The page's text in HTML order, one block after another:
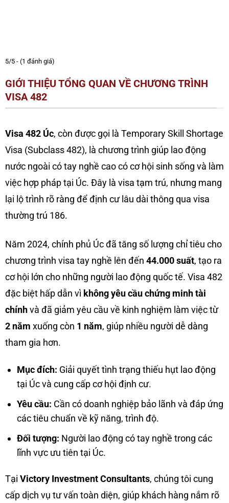
5/5 - (1 đánh giá)
GIỚI THIỆU TỔNG QUAN VỀ CHƯƠNG TRÌNH
VISA 482
Visa 482 Úc, còn được gọi là Temporary Skill Shortage
Visa (Subclass 482), là chương trình giúp lao động
nước ngoài có tay nghề cao có cơ hội sinh sống và làm
việc hợp pháp tại Úc. Đây là visa tạm trú, nhưng mang
lại lộ trình rõ ràng để định cư lâu dài thông qua visa
thường trú 186.
Năm 2024, chính phủ Úc đã tăng số lượng chỉ tiêu cho
chương trình visa tay nghề lên đến 44.000 suất, tạo ra
cơ hội lớn cho những người lao động quốc tế. Visa 482
đặc biệt hấp dẫn vì không yêu cầu chứng minh tài
chínhvà đã giảm yêu cầu về kinh nghiệm làm việc từ
2 năm xuống còn 1 năm, giúp nhiều người dễ dàng
tham gia hơn.
Mục đích: Giải quyết tình trạng thiếu hụt lao động
tại Úc và cung cấp cơ hội định cư.
Yêu cầu: Cần có doanh nghiệp bảo lãnh và đáp ứng
các tiêu chuẩn về kỹ năng, trình độ.
Đối tượng: Người lao động có tay nghề trong các
lĩnh vực ưu tiên tại Úc.
Tại Victory Investment Consultants, chúng tôi cung
cấp dịch vụ tư vấn toàn diện, giúp khách hàng nắm rõ